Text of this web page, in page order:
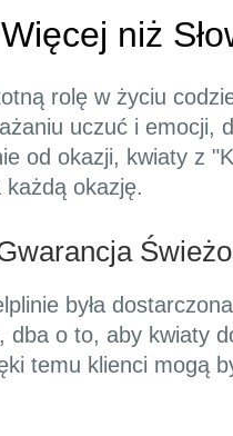
niż
rolę w życiu
uczuć i emocji,
od okazji, kwiaty z
okazję.
była
o to, aby kwiaty
temu klienci mogą